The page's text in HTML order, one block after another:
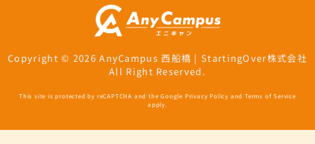
Copyright © 2026 AnyCampus 西船橋 | StartingOver株式会社
All Right Reserved.
This site is protected by reCAPTCHA and the Google Privacy Policy andTerms of Service
apply.